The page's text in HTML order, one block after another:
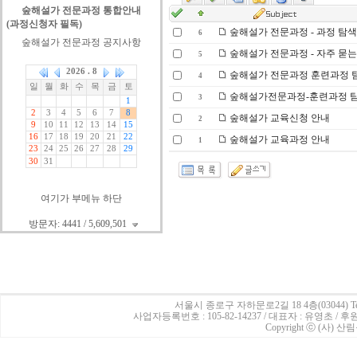
숲해설가 전문과정 통합안내
(과정신청자 필독)
숲해설가 전문과정 공지사항
여기가 부메뉴 하단
방문자: 4441 / 5,609,501
6 숲해설가 전문과정 - 과정 탐
5 숲해설가 전문과정 - 자주 묻
4 숲해설가 전문과정 훈련과정
3 숲해설가전문과정-훈련과정
2 숲해설가 교육신청 안내
1 숲해설가 교육과정 안내
서울시 종로구 자하문로2길 18 4층(03044)
사업자등록번호 : 105-82-14237 / 대표자 : 유영초 /
Copyright ⓒ (사) 산림